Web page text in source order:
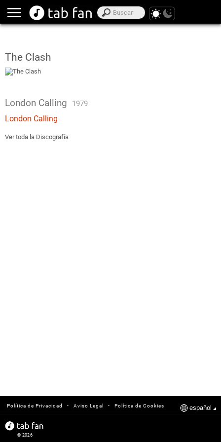
The Clash
London Calling 1979
London Calling
Ver toda la Discografía
Política de Cookies
-
Aviso Legal
-
Política de Privacidad español
© 2026